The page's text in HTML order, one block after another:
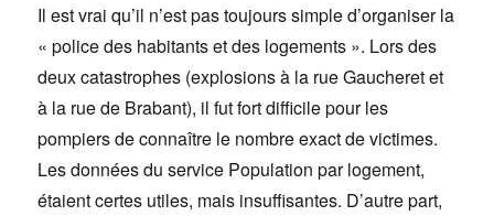
Il est vrai qu’il n’est pas toujours simple d’organiser la
« police des habitants et des logements ». Lors des
deux catastrophes (explosions à la rue Gaucheret et
à la rue de Brabant), il fut fort difficile pour les
pompiers de connaître le nombre exact de victimes.
Les données du service Population par logement,
étaient certes utiles, mais insuffisantes. D’autre part,